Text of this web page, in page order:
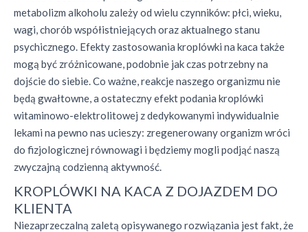
metabolizm alkoholu zależy od wielu czynników: płci, wieku,
wagi, chorób współistniejących oraz aktualnego stanu
psychicznego. Efekty zastosowania kroplówki na kaca także
mogą być zróżnicowane, podobnie jak czas potrzebny na
dojście do siebie. Co ważne, reakcje naszego organizmu nie
będą gwałtowne, a ostateczny efekt podania kroplówki
witaminowo-elektrolitowej z dedykowanymi indywidualnie
lekami na pewno nas ucieszy: zregenerowany organizm wróci
do fizjologicznej równowagi i będziemy mogli podjąć naszą
zwyczajną codzienną aktywność.
KROPLÓWKI NA KACA Z DOJAZDEM DO
KLIENTA
Niezaprzeczalną zaletą opisywanego rozwiązania jest fakt, że